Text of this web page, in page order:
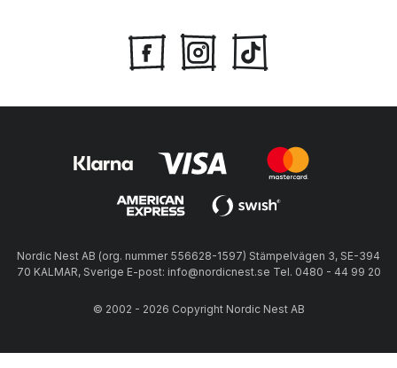
Nordic Nest AB (org. nummer 556628-1597) Stämpelvägen 3, SE-394
70 KALMAR, Sverige E-post: info@nordicnest.se Tel. 0480 - 44 99 20
© 2002 - 2026 Copyright Nordic Nest AB